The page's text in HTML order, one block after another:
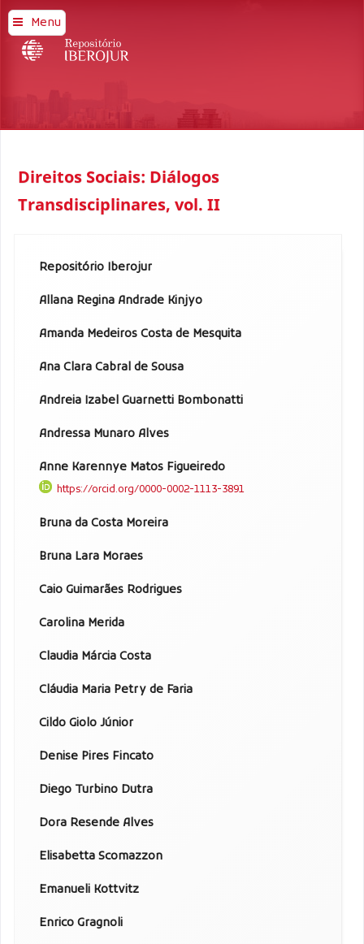
Menu
Direitos Sociais: Diálogos
Transdisciplinares, vol. II
Repositório Iberojur
Allana Regina Andrade Kinjyo
Amanda Medeiros Costa de Mesquita
Ana Clara Cabral de Sousa
Andreia Izabel Guarnetti Bombonatti
Andressa Munaro Alves
Anne Karennye Matos Figueiredo
https://orcid.org/0000-0002-1113-3891
Bruna da Costa Moreira
Bruna Lara Moraes
Caio Guimarães Rodrigues
Carolina Merida
Claudia Márcia Costa
Cláudia Maria Petry de Faria
Cildo Giolo Júnior
Denise Pires Fincato
Diego Turbino Dutra
Dora Resende Alves
Elisabetta Scomazzon
Emanueli Kottvitz
Enrico Gragnoli